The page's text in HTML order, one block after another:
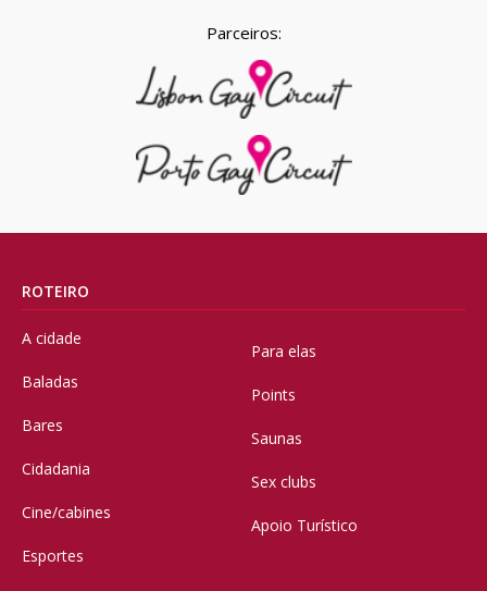
Parceiros:
ROTEIRO
A cidade
Baladas
Bares
Cidadania
Cine/cabines
Esportes
Para elas
Points
Saunas
Sex clubs
Apoio Turístico